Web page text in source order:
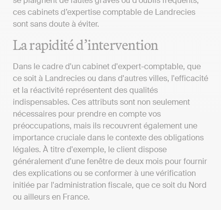
ces cabinets d’expertise comptable de Landrecies
sont sans doute à éviter.
La rapidité d’intervention
Dans le cadre d'un cabinet d'expert-comptable, que
ce soit à Landrecies ou dans d'autres villes, l'efficacité
et la réactivité représentent des qualités
indispensables. Ces attributs sont non seulement
nécessaires pour prendre en compte vos
préoccupations, mais ils recouvrent également une
importance cruciale dans le contexte des obligations
légales. À titre d'exemple, le client dispose
généralement d'une fenêtre de deux mois pour fournir
des explications ou se conformer à une vérification
initiée par l'administration fiscale, que ce soit du Nord
ou ailleurs en France.